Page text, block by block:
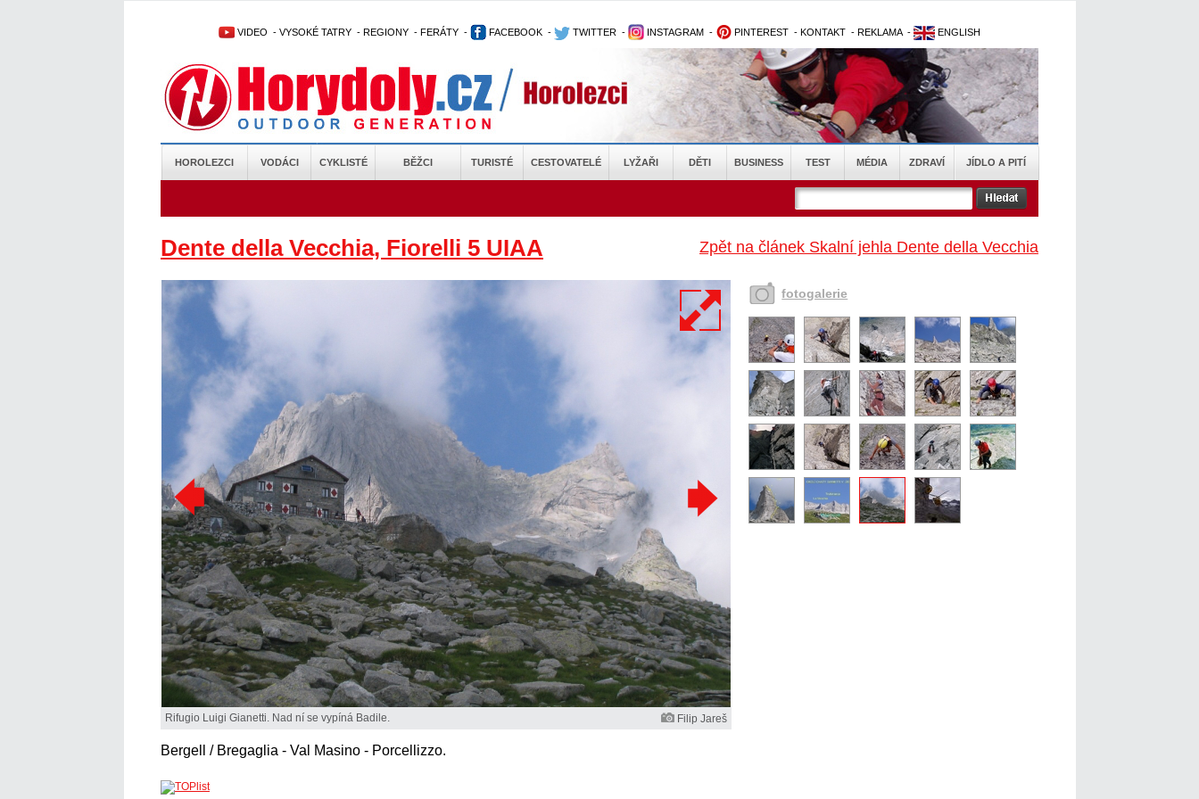
VIDEO - VYSOKÉ TATRY - REGIONY - FERÁTY - FACEBOOK - TWITTER - INSTAGRAM - PINTEREST - KONTAKT - REKLAMA - ENGLISH
HOROLEZCI VODÁCI CYKLISTÉ BĚŽCI TURISTÉ CESTOVATELÉ LYŽAŘI DĚTI BUSINESS TEST MÉDIA ZDRAVÍ JÍDLO A PITÍ
Zpět na článek Skalní jehla Dente della Vecchia
Dente della Vecchia, Fiorelli 5 UIAA
Rifugio Luigi Gianetti. Nad ní se vypíná Badile. Filip Jareš
Bergell / Bregaglia - Val Masino - Porcellizzo.
fotogalerie